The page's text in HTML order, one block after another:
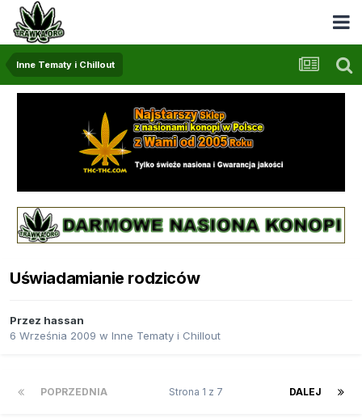
Inne Tematy i Chillout
Uświadamianie rodziców
Przez hassan
6 Września 2009 w Inne Tematy i Chillout
POPRZEDNIA DALEJ
Strona 1 z 7